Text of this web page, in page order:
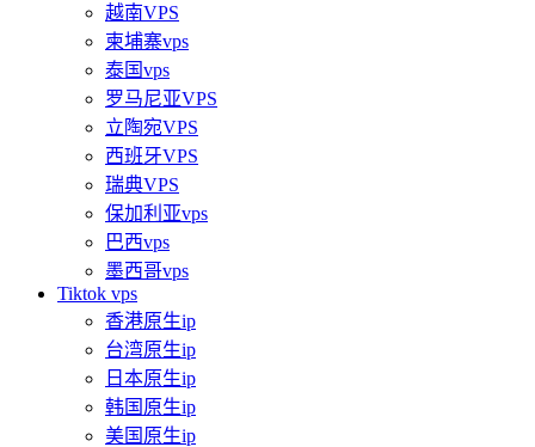
越南VPS
柬埔寨vps
泰国vps
罗马尼亚VPS
立陶宛VPS
西班牙VPS
瑞典VPS
保加利亚vps
巴西vps
墨西哥vps
Tiktok vps
香港原生ip
台湾原生ip
日本原生ip
韩国原生ip
美国原生ip